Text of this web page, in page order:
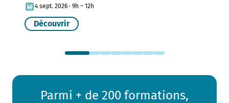
urbaine
4 sept. 2026 · 9h – 12h
Découvrir
Parmi + de 200 formations,